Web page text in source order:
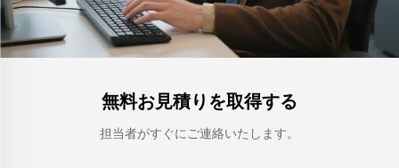
無料お見積りを取得する
担当者がすぐにご連絡いたします。